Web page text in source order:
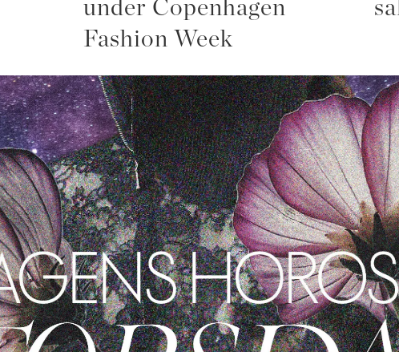
under Copenhagen
Fashion Week